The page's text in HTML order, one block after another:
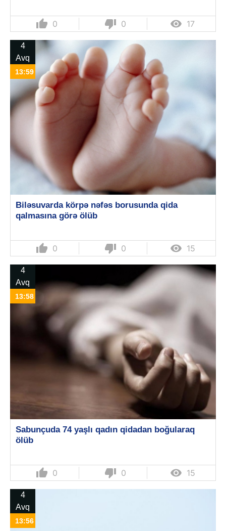
thumb_up 0 thumb_down 0  17
4
Avq
13:59
Biləsuvarda körpə nəfəs borusunda qida
qalmasına görə ölüb
thumb_up 0 thumb_down 0  15
4
Avq
13:58
Sabunçuda 74 yaşlı qadın qidadan boğularaq
ölüb
thumb_up 0 thumb_down 0  15
4
Avq
13:56